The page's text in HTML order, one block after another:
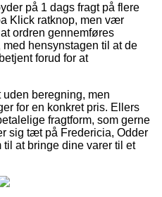
på 1 dags fragt på flere
Klick ratknop, men vær
ordren gennemføres
hensynstagen til at de
forud for at
beregning, men
for en konkret pris. Ellers
fragtform, som gerne
sig tæt på Fredericia, Odder
at bringe dine varer til et